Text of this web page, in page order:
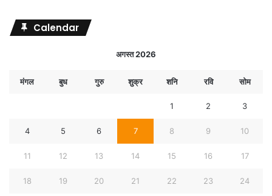
Calendar
अगस्त 2026
मंगल बुध गुरु शुक्र शनि रवि सोम
1 2 3
4 5 6 7 8 9 10
11 12 13 14 15 16 17
18 19 20 21 22 23 24